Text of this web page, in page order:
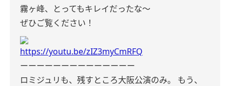
霧ヶ峰、とってもキレイだったな〜
ぜひご覧ください！
https://youtu.be/zIZ3myCmRFQ
ーーーーーーーーーーーーーー
ロミジュリも、残すところ大阪公演のみ。 もう、